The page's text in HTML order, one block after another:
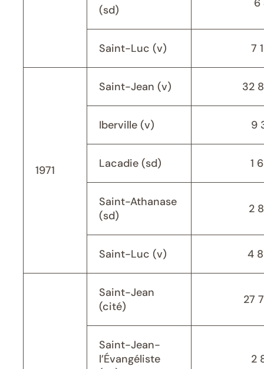
(sd)
6
Saint-Luc (v) 7
1971
Saint-Jean (v) 32
Iberville (v) 9
Lacadie (sd) 1
Saint-Athanase
(sd)
2
Saint-Luc (v) 4
Saint-Jean
(cité)
27
Saint-Jean-
l’Évangéliste
2